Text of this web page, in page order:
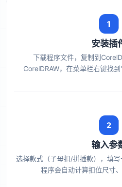
1
安装插
下载程序文件，复制到
CorelDRAW，在菜单栏右键找
2
输入参
选择款式（子母扣/拼插款），填写
程序会自动计算扣位尺寸